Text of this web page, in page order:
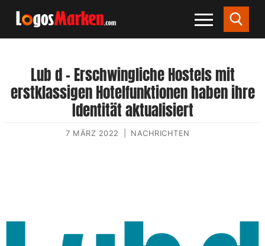
Lub d – Erschwingliche Hostels mit
erstklassigen Hotelfunktionen haben ihre
Identität aktualisiert
7 MÄRZ 2022 NACHRICHTEN